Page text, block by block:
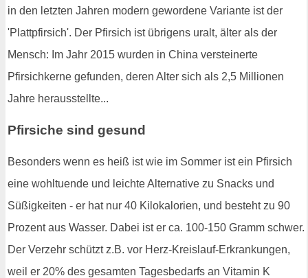
in den letzten Jahren modern gewordene Variante ist der
'Plattpfirsich'. Der Pfirsich ist übrigens uralt, älter als der
Mensch: Im Jahr 2015 wurden in China versteinerte
Pfirsichkerne gefunden, deren Alter sich als 2,5 Millionen
Jahre herausstellte...
Pfirsiche sind gesund
Besonders wenn es heiß ist wie im Sommer ist ein Pfirsich
eine wohltuende und leichte Alternative zu Snacks und
Süßigkeiten - er hat nur 40 Kilokalorien, und besteht zu 90
Prozent aus Wasser. Dabei ist er ca. 100-150 Gramm schwer.
Der Verzehr schützt z.B. vor Herz-Kreislauf-Erkrankungen,
weil er 20% des gesamten Tagesbedarfs an Vitamin K